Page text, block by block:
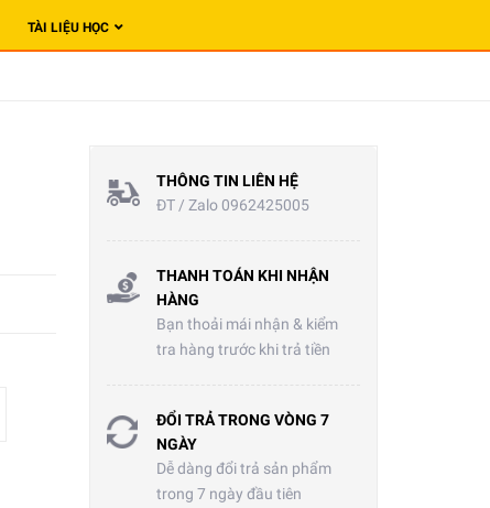
TÀI LIỆU HỌC
THÔNG TIN LIÊN HỆ
ĐT / Zalo 0962425005
THANH TOÁN KHI NHẬN
HÀNG
Bạn thoải mái nhận & kiểm
tra hàng trước khi trả tiền
ĐỔI TRẢ TRONG VÒNG 7
NGÀY
Dễ dàng đổi trả sản phẩm
trong 7 ngày đầu tiên